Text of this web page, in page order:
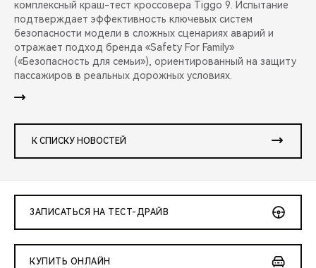
комплексный краш-тест кроссовера Tiggo 9. Испытание
подтверждает эффективность ключевых систем
безопасности модели в сложных сценариях аварий и
отражает подход бренда «Safety For Family»
(«Безопасность для семьи»), ориентированный на защиту
пассажиров в реальных дорожных условиях.
К СПИСКУ НОВОСТЕЙ
ЗАПИСАТЬСЯ НА ТЕСТ-ДРАЙВ
КУПИТЬ ОНЛАЙН